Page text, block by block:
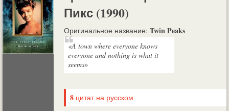
Пикс (1990)
Оригинальное название: Twin Peaks
«A town where everyone knows
everyone and nothing is what it
seems»
8 цитат на русском